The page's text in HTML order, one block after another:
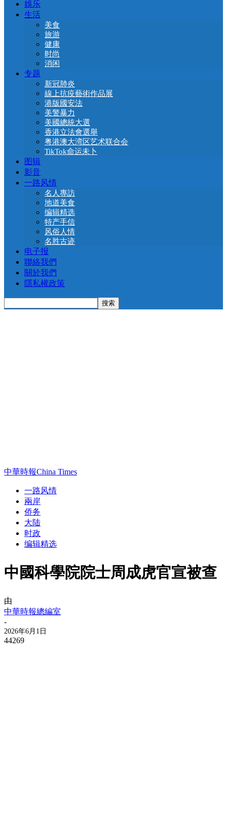
娛乐
生活
美食
旅游
健康
时尚
消闲
专题
新冠肺炎
線上抗疫藝術作品展
港版國安法
美警暴力
美國總統大選
香港立法會選舉
粤港澳大湾区艺术联合会
TikTok命运未卜
图辑
影音
一路风情
名人專訪
地道美食
编辑精选
特产手信
风俗人情
名胜古迹
电子报
聯絡我們
關於我們
隱私權政策
中華時報China Times
一路风情
兩岸
侨务
大陆
时政
编辑精选
中國科學院院士周成虎官宣被查
由
中華時報總編室
-
2026年6月1日
44269